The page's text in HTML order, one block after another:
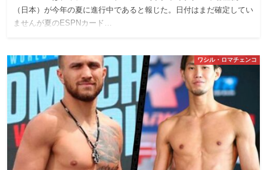
（日本）が今年の夏に進行中であると報じた。日付はまだ確定してい
ませんが夏のESPNカード…
ワシル・ロマチェンコ